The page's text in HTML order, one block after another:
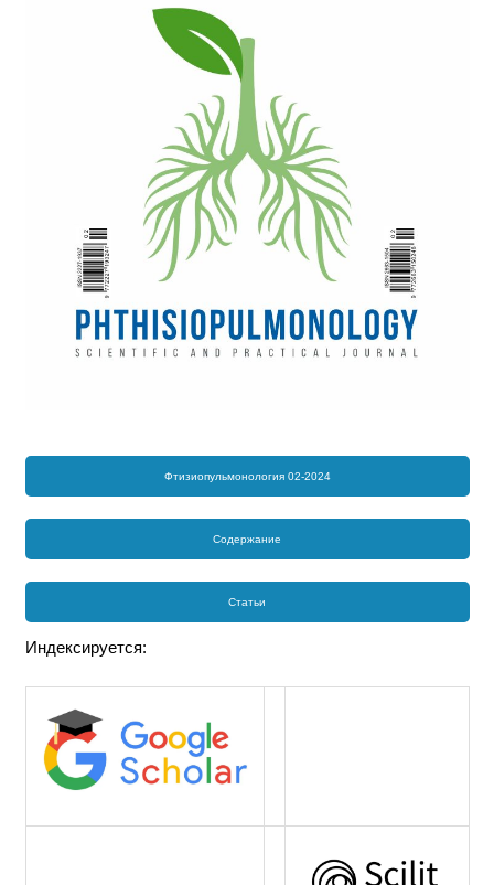
Фтизиопульмонология 02-2024
Содержание
Статьи
Индексируется: